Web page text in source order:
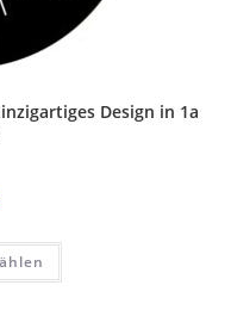
Design in 1a
Dieses
weist